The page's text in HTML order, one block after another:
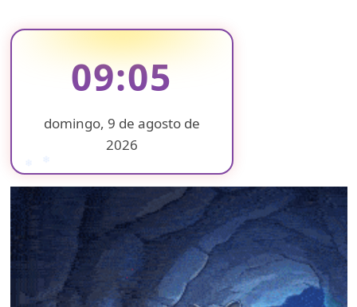
09:05
domingo, 9 de agosto de
2026
❄
❄
❄
❄
❄
❄